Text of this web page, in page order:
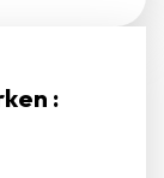
: